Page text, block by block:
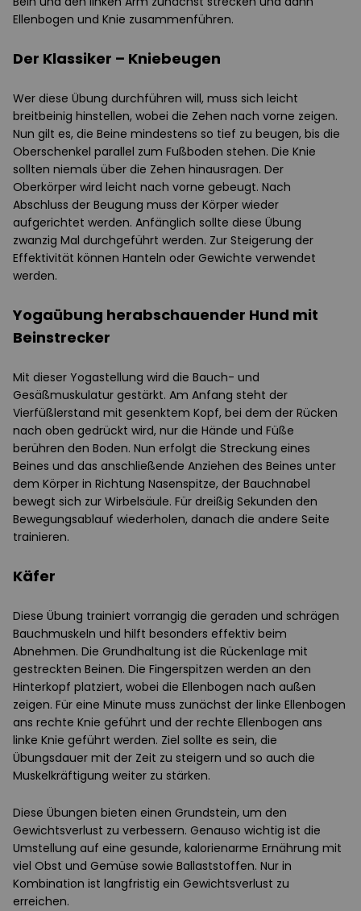
Ellenbogen und Knie zusammenführen.
Der Klassiker – Kniebeugen
Wer diese Übung durchführen will, muss sich leicht
breitbeinig hinstellen, wobei die Zehen nach vorne zeigen.
Nun gilt es, die Beine mindestens so tief zu beugen, bis die
Oberschenkel parallel zum Fußboden stehen. Die Knie
sollten niemals über die Zehen hinausragen. Der
Oberkörper wird leicht nach vorne gebeugt. Nach
Abschluss der Beugung muss der Körper wieder
aufgerichtet werden. Anfänglich sollte diese Übung
zwanzig Mal durchgeführt werden. Zur Steigerung der
Effektivität können Hanteln oder Gewichte verwendet
werden.
Yogaübung herabschauender Hund mit
Beinstrecker
Mit dieser Yogastellung wird die Bauch- und
Gesäßmuskulatur gestärkt. Am Anfang steht der
Vierfüßlerstand mit gesenktem Kopf, bei dem der Rücken
nach oben gedrückt wird, nur die Hände und Füße
berühren den Boden. Nun erfolgt die Streckung eines
Beines und das anschließende Anziehen des Beines unter
dem Körper in Richtung Nasenspitze, der Bauchnabel
bewegt sich zur Wirbelsäule. Für dreißig Sekunden den
Bewegungsablauf wiederholen, danach die andere Seite
trainieren.
Käfer
Diese Übung trainiert vorrangig die geraden und schrägen
Bauchmuskeln und hilft besonders effektiv beim
Abnehmen. Die Grundhaltung ist die Rückenlage mit
gestreckten Beinen. Die Fingerspitzen werden an den
Hinterkopf platziert, wobei die Ellenbogen nach außen
zeigen. Für eine Minute muss zunächst der linke Ellenbogen
ans rechte Knie geführt und der rechte Ellenbogen ans
linke Knie geführt werden. Ziel sollte es sein, die
Übungsdauer mit der Zeit zu steigern und so auch die
Muskelkräftigung weiter zu stärken.
Diese Übungen bieten einen Grundstein, um den
Gewichtsverlust zu verbessern. Genauso wichtig ist die
Umstellung auf eine gesunde, kalorienarme Ernährung mit
viel Obst und Gemüse sowie Ballaststoffen. Nur in
Kombination ist langfristig ein Gewichtsverlust zu
erreichen.